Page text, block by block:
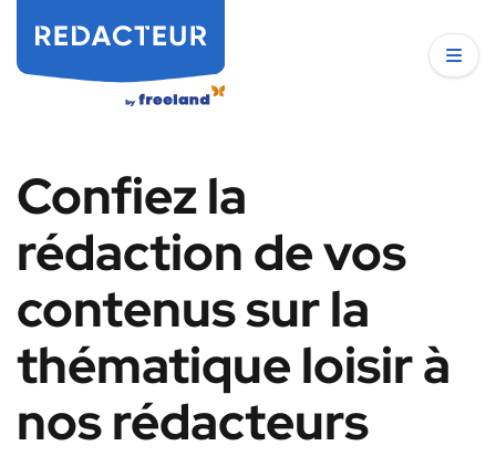
Confiez la
rédaction de vos
contenus sur la
thématique loisir à
nos rédacteurs